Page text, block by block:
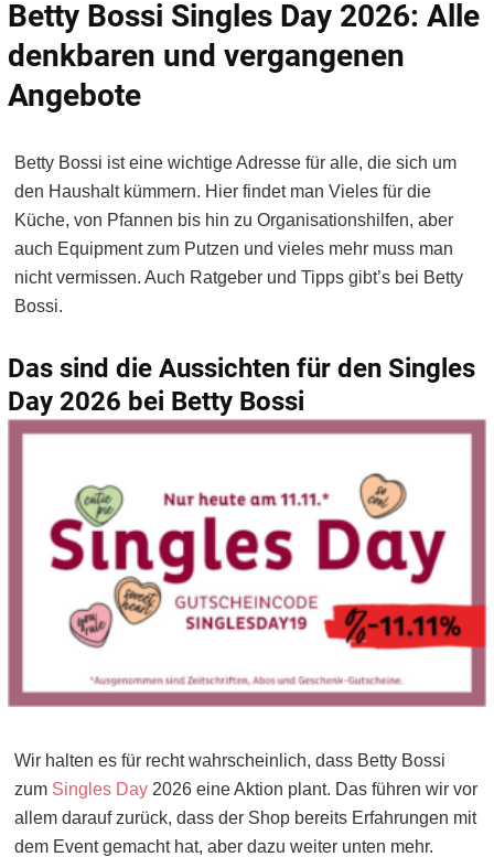
Betty Bossi Singles Day 2026: Alle
denkbaren und vergangenen
Angebote
Betty Bossi ist eine wichtige Adresse für alle, die sich um
den Haushalt kümmern. Hier findet man Vieles für die
Küche, von Pfannen bis hin zu Organisationshilfen, aber
auch Equipment zum Putzen und vieles mehr muss man
nicht vermissen. Auch Ratgeber und Tipps gibt’s bei Betty
Bossi.
Das sind die Aussichten für den Singles
Day 2026 bei Betty Bossi
Wir halten es für recht wahrscheinlich, dass Betty Bossi
zum Singles Day 2026 eine Aktion plant. Das führen wir vor
allem darauf zurück, dass der Shop bereits Erfahrungen mit
dem Event gemacht hat, aber dazu weiter unten mehr.